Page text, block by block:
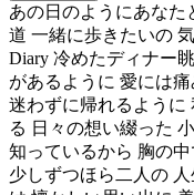
あの日のようにあなた
道 一緒に歩きたいの
Diary 冷めたディナー
があるように 愛には
迷わずに帰れるように
る 日々の想い綴った
知っているから 胸の
少しずつほら二人の